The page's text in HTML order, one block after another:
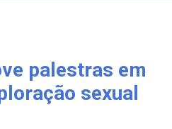
palestras em
sexual